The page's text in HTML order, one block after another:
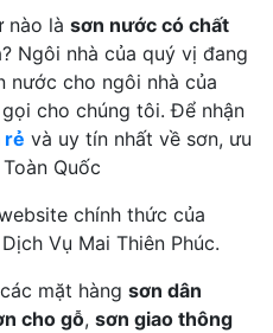
nào là sơn nước có chất
Ngôi nhà của quý vị đang
nước cho ngôi nhà của
cho chúng tôi. Để nhận
rẻ và uy tín nhất về sơn, ưu
Quốc
chính thức của
Vụ Mai Thiên Phúc.
mặt hàng sơn dân
cho gỗ, sơn giao thông